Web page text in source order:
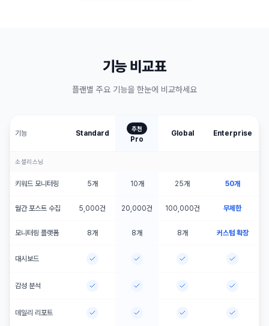
기능 비교표
플랜별 주요 기능을 한눈에 비교하세요
기능 Standard
추천
Pro
Global Enterprise
소셜리스닝
키워드 모니터링 5개 10개 25개 50개
월간 포스트 수집 5,000건 20,000건 100,000건 무제한
모니터링 플랫폼 8개 8개 8개 커스텀 확장
대시보드
감성 분석
데일리 리포트